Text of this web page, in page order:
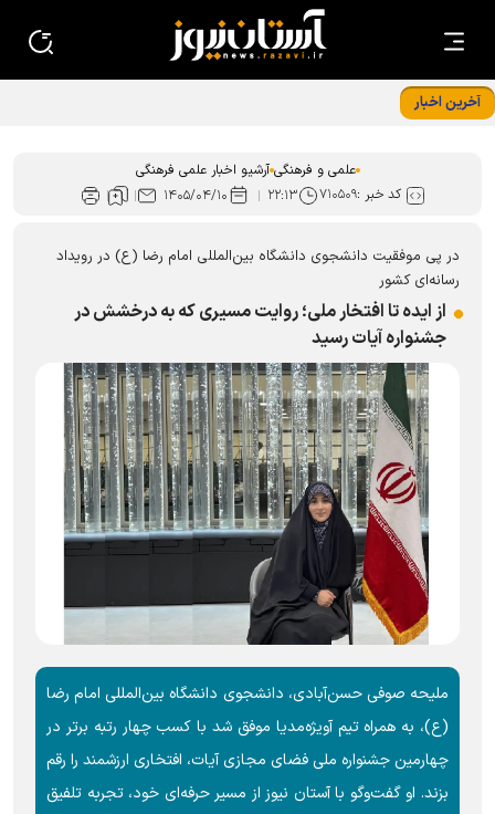
آخرین اخبار
علمی و فرهنگی آرشیو اخبار علمی فرهنگی
کد خبر :۷۱۰۵۰۹ ۲۲:۱۳ ۱۴۰۵/۰۴/۱۰
در پی موفقیت دانشجوی دانشگاه بین‌المللی امام رضا (ع) در رویداد
رسانه‌ای کشور
از ایده تا افتخار ملی؛ روایت مسیری که به درخشش در
جشنواره آیات رسید
ملیحه صوفی حسن‌آبادی، دانشجوی دانشگاه بین‌المللی امام رضا
(ع)، به همراه تیم آویژه‌مدیا موفق شد با کسب چهار رتبه برتر در
چهارمین جشنواره ملی فضای مجازی آیات، افتخاری ارزشمند را رقم
بزند. او گفت‌وگو با آستان نیوز از مسیر حرفه‌ای خود، تجربه تلفیق